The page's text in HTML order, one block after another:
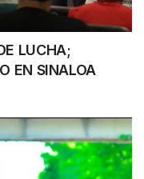
LUCHA;
EN SINALOA